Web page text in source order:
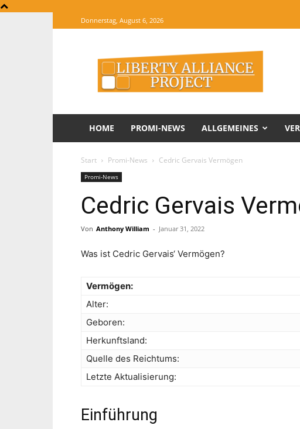
Donnerstag, August 6, 2026
Website
of
Informations
HOME PROMI-NEWS ALLGEMEINES
Start Promi-News Cedric Gervais Vermögen
Promi-News
Cedric Gervais
Von Anthony William - Januar 31, 2022
Was ist Cedric Gervais‘ Vermögen?
Vermögen:
Alter:
Geboren:
Herkunftsland:
Quelle des Reichtums:
Letzte Aktualisierung:
Einführung